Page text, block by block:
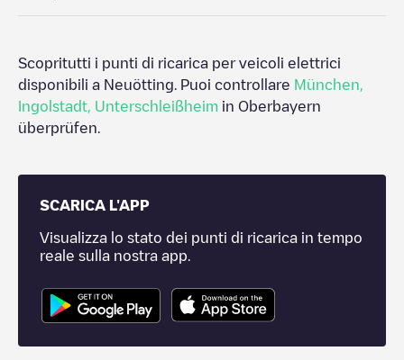
Scopritutti i punti di ricarica per veicoli elettrici
disponibili a Neuötting . Puoi controllare München
Ingolstadt Unterschleißheim in Oberbayern
überprüfen.
SCARICA L'APP
Visualizza lo stato dei punti di ricarica in tempo
reale sulla nostra app.